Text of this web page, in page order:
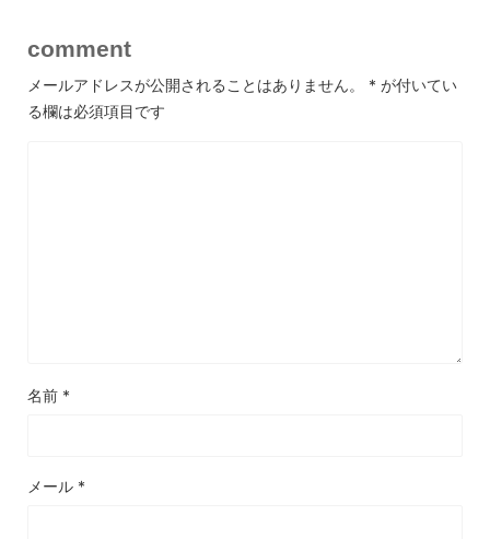
comment
メールアドレスが公開されることはありません。 * が付いてい
る欄は必須項目です
名前 *
メール *